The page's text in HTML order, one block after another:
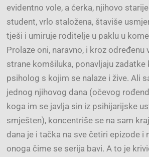
evidentno vole, a ćerka, njihovo
student, vrlo staložena, štaviše
tješi i umiruje roditelje u paklu u
Prolaze oni, naravno, i kroz određenu
strane komšiluka, ponavljaju zadatke
psiholog s kojim se nalaze i žive. Ali
jednog njihovog dana (očevog
koga im se javlja sin iz psihijarijske
smješten), koncentriše se na sam
dana je i tačka na sve četiri epizode i
onoga čime se serija bavi. A to je